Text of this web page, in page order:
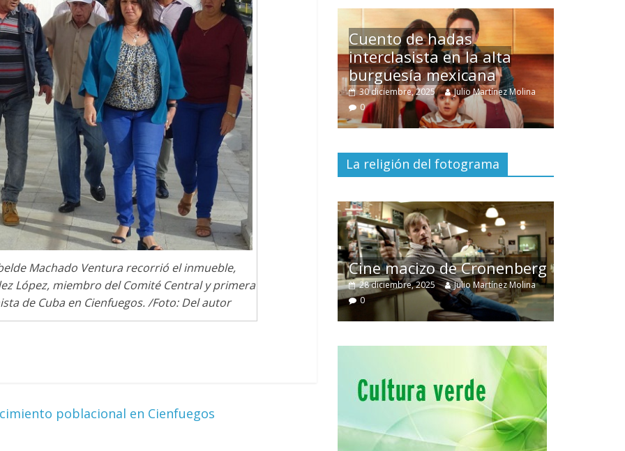
Machado Ventura recorrió el inmueble,
López, miembro del Comité Central y primera
de Cuba en Cienfuegos. /Foto: Del autor
poblacional en Cienfuegos
los defectos
Julio Martínez Molina 0
Cuento de hadas
interclasista en la alta
burguesía mexicana
30 diciembre, 2025
Julio Martínez Molina
0
Un hombre entre dos
mundos
15 mayo, 2026 Julio Martínez Molina 0
La religión del fotograma
Julio Martínez Molina
Cine macizo de Cronenberg
28 diciembre, 2025
Julio Martínez Molina
0
El documentalNuestra
tierray el despojo de los
pueblos originarios
30 junio, 2026 Julio Martínez Molina 0